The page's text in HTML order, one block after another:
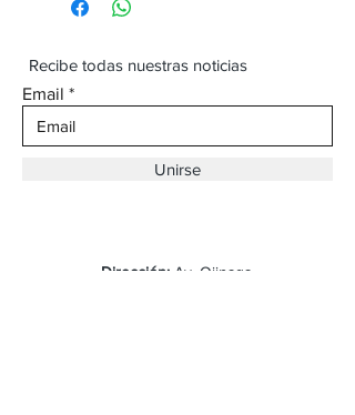
Recibe todas nuestras noticias
Email
Unirse
Dirección: Av. Ojinaga,